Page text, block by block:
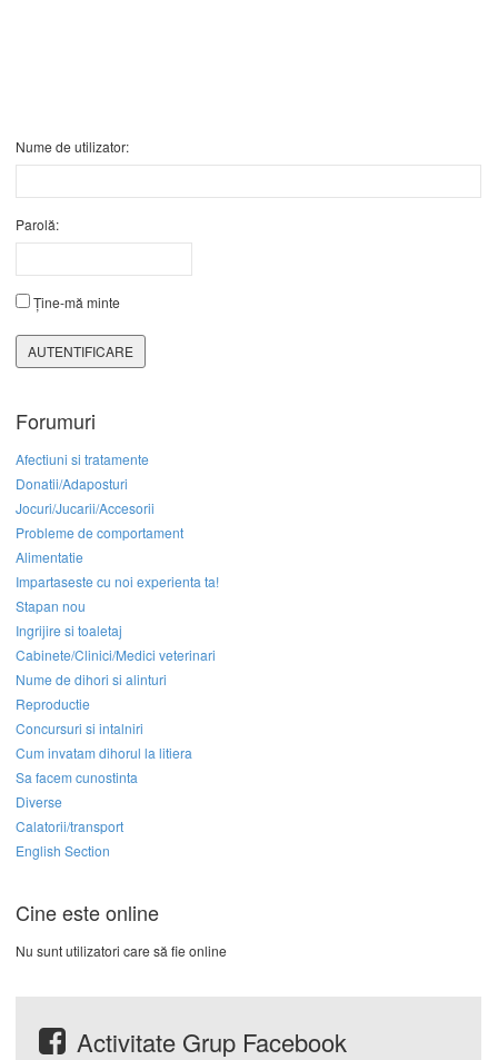
Nume de utilizator:
Parolă:
Ține-mă minte
AUTENTIFICARE
Forumuri
Afectiuni si tratamente
Donatii/Adaposturi
Jocuri/Jucarii/Accesorii
Probleme de comportament
Alimentatie
Impartaseste cu noi experienta ta!
Stapan nou
Ingrijire si toaletaj
Cabinete/Clinici/Medici veterinari
Nume de dihori si alinturi
Reproductie
Concursuri si intalniri
Cum invatam dihorul la litiera
Sa facem cunostinta
Diverse
Calatorii/transport
English Section
Cine este online
Nu sunt utilizatori care să fie online
Activitate Grup Facebook